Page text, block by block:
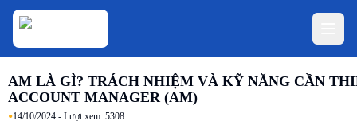
AM LÀ GÌ? TRÁCH NHIỆM VÀ KỸ NĂNG CẦN
ACCOUNT MANAGER (AM)
•14/10/2024 - Lượt xem: 5308